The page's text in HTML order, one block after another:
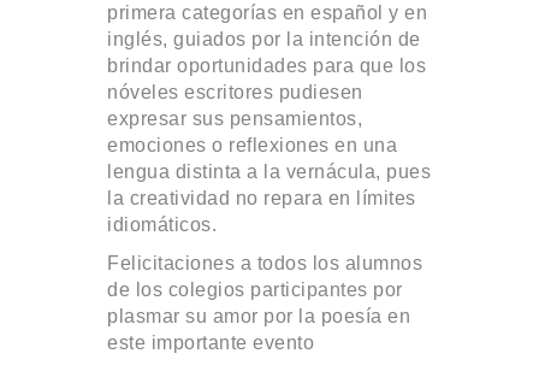
primera categorías en español y en
inglés, guiados por la intención de
brindar oportunidades para que los
nóveles escritores pudiesen
expresar sus pensamientos,
emociones o reflexiones en una
lengua distinta a la vernácula, pues
la creatividad no repara en límites
idiomáticos.
Felicitaciones a todos los alumnos
de los colegios participantes por
plasmar su amor por la poesía en
este importante evento